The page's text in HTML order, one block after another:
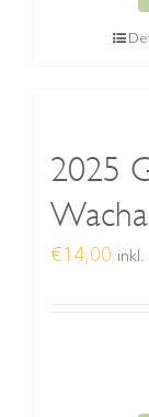
2025
€14,00